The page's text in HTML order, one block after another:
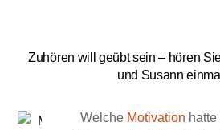
Zuhören will geübt sein – hören
und Susann
Welche Motivation hatte